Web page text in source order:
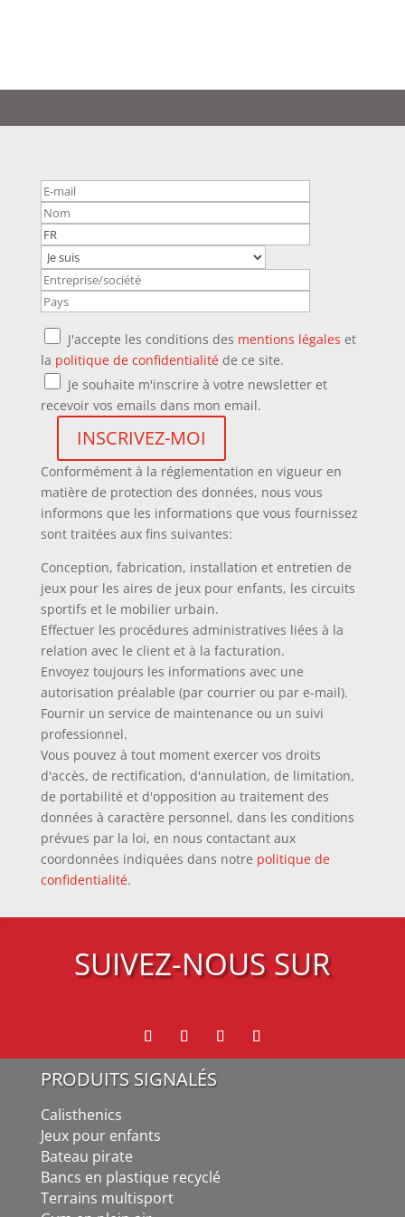
J'accepte les conditions des mentions légales et
la politique de confidentialitéde ce site.
Je souhaite m'inscrire à votre newsletter et
recevoir vos emails dans mon email.
Conformément à la réglementation en vigueur en
matière de protection des données, nous vous
informons que les informations que vous fournissez
sont traitées aux fins suivantes:
Conception, fabrication, installation et entretien de
jeux pour les aires de jeux pour enfants, les circuits
sportifs et le mobilier urbain.
Effectuer les procédures administratives liées à la
relation avec le client et à la facturation.
Envoyez toujours les informations avec une
autorisation préalable (par courrier ou par e-mail).
Fournir un service de maintenance ou un suivi
professionnel.
Vous pouvez à tout moment exercer vos droits
d'accès, de rectification, d'annulation, de limitation,
de portabilité et d'opposition au traitement des
données à caractère personnel, dans les conditions
prévues par la loi, en nous contactant aux
coordonnées indiquées dans notre politique de
confidentialité.
SUIVEZ-NOUS SUR
PRODUITS SIGNALÉS
Calisthenics
Jeux pour enfants
Bateau pirate
Bancs en plastique recyclé
Terrains multisport